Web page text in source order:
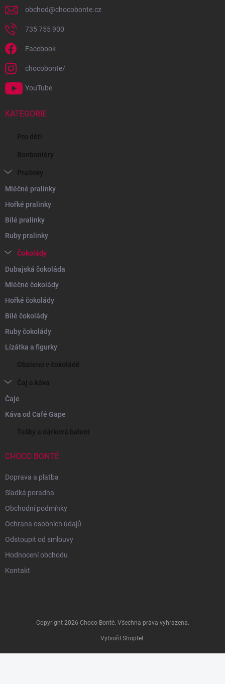
obchod@chocobonte.cz
735 755 900
Facebook
chocobonte/
YouTube
KATEGORIE
Pro děti
Bonboniéry
Pralinky
Mléčné pralinky
Hořké pralinky
Bílé pralinky
Ruby pralinky
Čokolády
Dubajská čokoláda
Mléčné čokolády
Hořké čokolády
Bílé čokolády
Ruby čokolády
Lízátka a figurky
Obaleno v čokoládě
Čaj a káva
Čaje
Káva od Café Gape
Tašky a dárková balení
CHOCO BONTÉ
Doprava a platba
Sladká poradna
Obchodní podmínky
Ochrana osobních údajů
Odstoupit od smlouvy
Hodnocení obchodu
Kontakt
Vytvořil Shoptet
Copyright 2026 Choco Bonté. Všechna práva vyhrazena.